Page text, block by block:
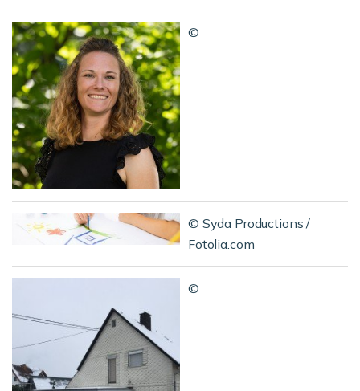
©
© Syda Productions /
Fotolia.com
©